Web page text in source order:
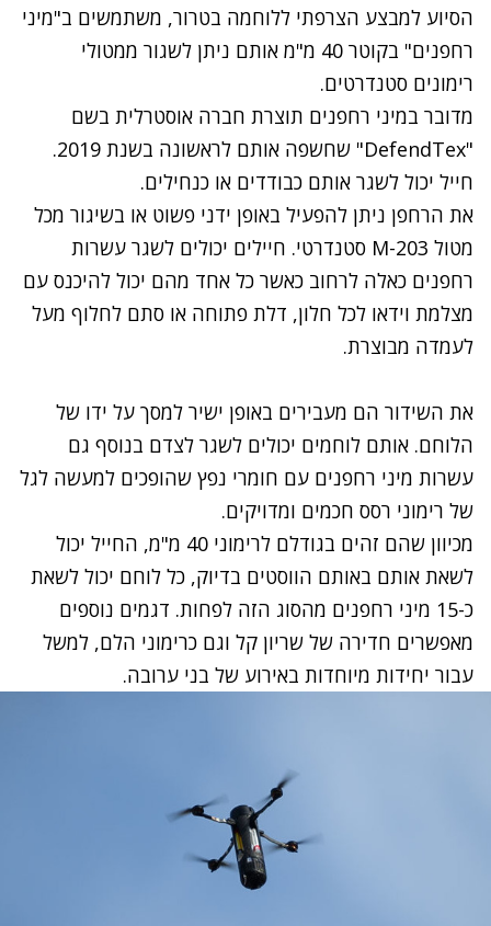
הסיוע למבצע הצרפתי ללוחמה בטרור, משתמשים ב"מיני
רחפנים" בקוטר 40 מ"מ אותם ניתן לשגור ממטולי
רימונים סטנדרטים.
מדובר במיני רחפנים תוצרת חברה אוסטרלית בשם
"DefendTex" שחשפה אותם לראשונה בשנת 2019.
חייל יכול לשגר אותם כבודדים או כנחילים.
את הרחפן ניתן להפעיל באופן ידני פשוט או בשיגור מכל
מטול M-203 סטנדרטי. חיילים יכולים לשגר עשרות
רחפנים כאלה לרחוב כאשר כל אחד מהם יכול להיכנס עם
מצלמת וידאו לכל חלון, דלת פתוחה או סתם לחלוף מעל
לעמדה מבוצרת.
את השידור הם מעבירים באופן ישיר למסך על ידו של
הלוחם. אותם לוחמים יכולים לשגר לצדם בנוסף גם
עשרות מיני רחפנים עם חומרי נפץ שהופכים למעשה לגל
של רימוני רסס חכמים ומדויקים.
מכיוון שהם זהים בגודלם לרימוני 40 מ"מ, החייל יכול
לשאת אותם באותם הווסטים בדיוק, כל לוחם יכול לשאת
כ-15 מיני רחפנים מהסוג הזה לפחות. דגמים נוספים
מאפשרים חדירה של שריון קל וגם כרימוני הלם, למשל
עבור יחידות מיוחדות באירוע של בני ערובה.